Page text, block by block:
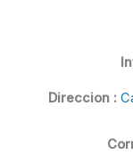
Direccion :